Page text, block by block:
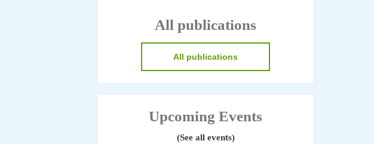
All publications
All publications
Upcoming Events
(See all events)